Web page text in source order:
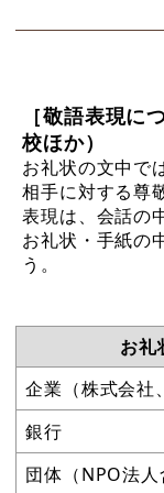
［敬語表現
校ほか）
お礼状の文中で
相手に対する尊
表現は、会話の
お礼状・手紙の
う。
お礼
企業（株式会社
銀行
団体（NPO法人